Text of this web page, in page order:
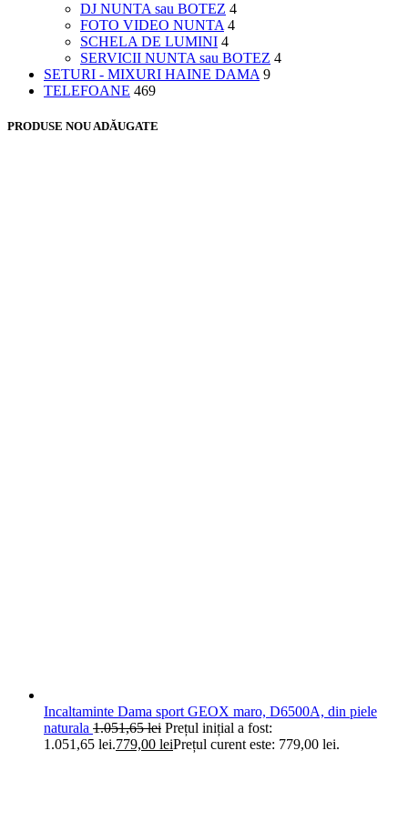
DJ NUNTA sau BOTEZ 4
FOTO VIDEO NUNTA 4
SCHELA DE LUMINI 4
SERVICII NUNTA sau BOTEZ 4
SETURI - MIXURI HAINE DAMA 9
TELEFOANE 469
PRODUSE NOU ADĂUGATE
Incaltaminte Dama sport GEOX maro, D6500A, din piele
naturala 1.051,65lei Prețul inițial a fost:
1.051,65 lei.779,00 leiPrețul curent este: 779,00 lei.